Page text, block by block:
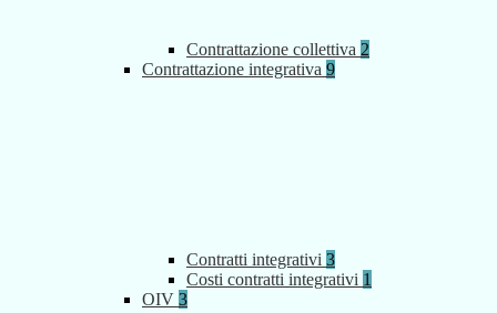
Contrattazione collettiva 2
Contrattazione integrativa 9
Contratti integrativi 3
Costi contratti integrativi 1
OIV 3